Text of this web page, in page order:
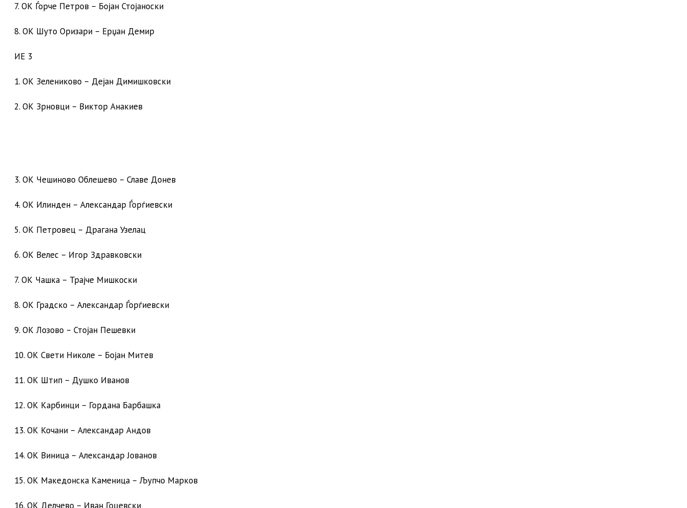
7. ОК Ѓорче Петров – Бојан Стојаноски
8. ОК Шуто Оризари – Ерџан Демир
ИЕ 3
1. ОК Зелениково – Дејан Димишковски
2. ОК Зрновци – Виктор Анакиев
3. ОК Чешиново Облешево – Славе Донев
4. ОК Илинден – Александар Ѓорѓиевски
5. ОК Петровец – Драгана Узелац
6. ОК Велес – Игор Здравковски
7. ОК Чашка – Трајче Мишкоски
8. ОК Градско – Александар Ѓорѓиевски
9. ОК Лозово – Стојан Пешевки
10. ОК Свети Николе – Бојан Митев
11. ОК Штип – Душко Иванов
12. ОК Карбинци – Гордана Барбашка
13. ОК Кочани – Александар Андов
14. ОК Виница – Александар Јованов
15. ОК Македонска Каменица – Љупчо Марков
16. ОК Делчево – Иван Гоцевски